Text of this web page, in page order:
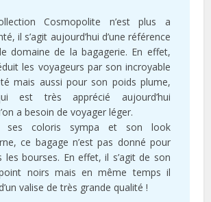
Cosmopolite n’est plus a
il s’agit aujourd’hui d’une référence
domaine de la bagagerie. En effet,
les voyageurs par son incroyable
mais aussi pour son poids plume,
est très apprécié aujourd’hui
a besoin de voyager léger.
ses coloris sympa et son look
ce bagage n’est pas donné pour
les bourses. En effet, il s’agit de son
noirs mais en même temps il
valise de très grande qualité !